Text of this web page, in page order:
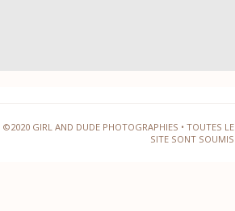
©2020 GIRL AND DUDE PHOTOGRAPHIES • TOUTES
SITE SONT